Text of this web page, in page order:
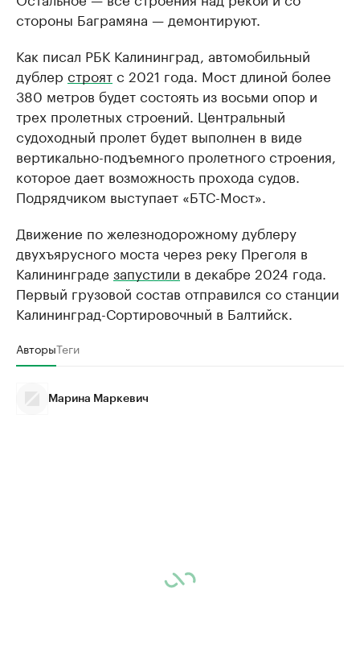
стороны Баграмяна — демонтируют.
Как писал РБК Калининград, автомобильный
дублер строятс 2021 года. Мост длиной более
380 метров будет состоять из восьми опор и
трех пролетных строений. Центральный
судоходный пролет будет выполнен в виде
вертикально-подъемного пролетного строения,
которое дает возможность прохода судов.
Подрядчиком выступает «БТС-Мост».
Движение по железнодорожному дублеру
двухъярусного моста через реку Преголя в
Калининграде запустили в декабре 2024 года.
Первый грузовой состав отправился со станции
Калининград-Сортировочный в Балтийск.
АвторыТеги
Марина Маркевич